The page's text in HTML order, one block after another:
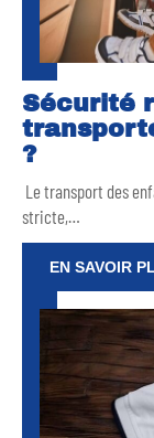
Sécurité
?
Le transport des
stricte,…
EN SAVOIR